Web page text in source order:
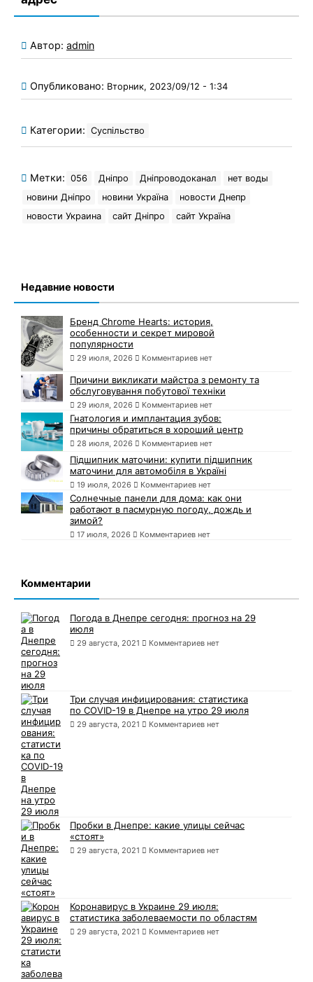
Автор: admin
Опубликовано: Вторник, 2023/09/12 - 1:34
Категории: Суспільство
Метки: 056 Дніпро Дніпроводоканал
нет воды
новини Дніпро
новини Україна
новости Днепр
новости Украина
сайт Дніпро сайт Україна
Недавние новости
Бренд Chrome Hearts: история,
особенности и секрет мировой
популярности
29 июля, 2026 Комментариев нет
Причини викликати майстра з ремонту та
обслуговування побутової техніки
29 июля, 2026 Комментариев нет
Гнатология и имплантация зубов:
причины обратиться в хороший центр
28 июля, 2026 Комментариев нет
Підшипник маточини: купити підшипник
маточини для автомобіля в Україні
19 июля, 2026 Комментариев нет
Солнечные панели для дома: как они
работают в пасмурную погоду, дождь и
зимой?
17 июля, 2026 Комментариев нет
Комментарии
Погода в Днепре сегодня: прогноз на 29
июля
29 августа, 2021 Комментариев нет
Три случая инфицирования: статистика
по COVID-19 в Днепре на утро 29 июля
29 августа, 2021 Комментариев нет
Пробки в Днепре: какие улицы сейчас
«стоят»
29 августа, 2021 Комментариев нет
Коронавирус в Украине 29 июля:
статистика заболеваемости по областям
29 августа, 2021 Комментариев нет